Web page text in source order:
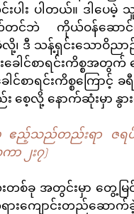
င်းပါး ပါတယ်။ ဒါ
င်ဘဲ ကိုယ်ဝန်ဆောင်
လို့၊ ဒီ သန့်ရှင်းသောဝိ
ေါင်စာရင်းကိစ္စအတွ
စာရင်းကိစ္စကြောင့်
စေ့လို့ နောက်ဆုံးမှာ နွာ
မှ ဧည့်သည်တည်းရာ ဇရ
ာ ၂း၇)
စ်ခု အတွင်းမှာ တွေ့မြင်
ကျောင်းတည်ဆောက်ခဲ့